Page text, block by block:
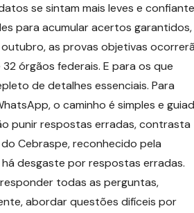
se sintam mais leves e
para acumular acertos garantidos,
as provas objetivas
órgãos federais. E para os que
de detalhes essenciais. Para
o caminho é simples e
punir respostas erradas, contrasta
Cebraspe, reconhecido pela
desgaste por respostas erradas.
todas as perguntas,
abordar questões difíceis por